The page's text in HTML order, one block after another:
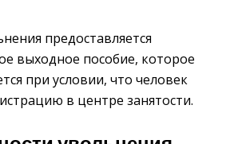
предоставляется
выходное пособие, которое
при условии, что человек
в центре занятости.